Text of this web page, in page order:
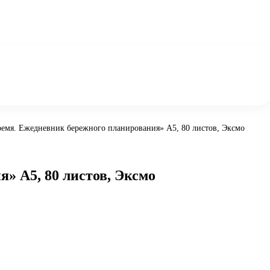
Ежедневник бережного планирования» А5, 80 листов, Эксмо
А5, 80 листов, Эксмо